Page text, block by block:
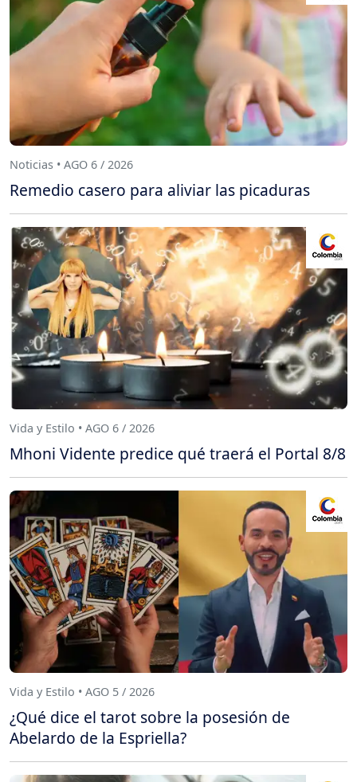
Noticias • AGO 6 / 2026
Remedio casero para aliviar las picaduras
Vida y Estilo • AGO 6 / 2026
Mhoni Vidente predice qué traerá el Portal 8/8
Vida y Estilo • AGO 5 / 2026
¿Qué dice el tarot sobre la posesión de
Abelardo de la Espriella?